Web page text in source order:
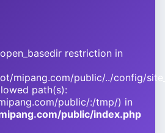
restriction in
mipang.com/public/../config/
path(s):
public/:/tmp/) in
public/index.php